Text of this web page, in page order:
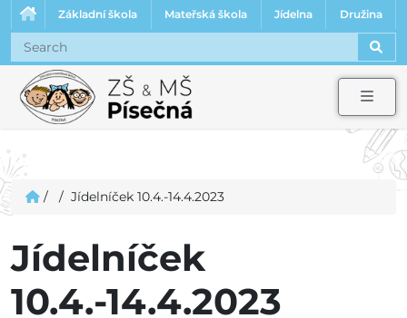
Základní škola Mateřská škola Jídelna Družina
/ / Jídelníček 10.4.-14.4.2023
Jídelníček
10.4.-14.4.2023